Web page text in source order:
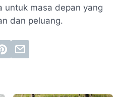
untuk masa depan yang
dan peluang.